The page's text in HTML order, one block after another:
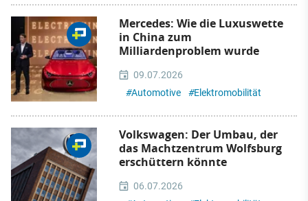
Mercedes: Wie die Luxuswette
in China zum
Milliardenproblem wurde
09.07.2026
#Automotive #Elektromobilität
Volkswagen: Der Umbau, der
das Machtzentrum Wolfsburg
erschüttern könnte
06.07.2026